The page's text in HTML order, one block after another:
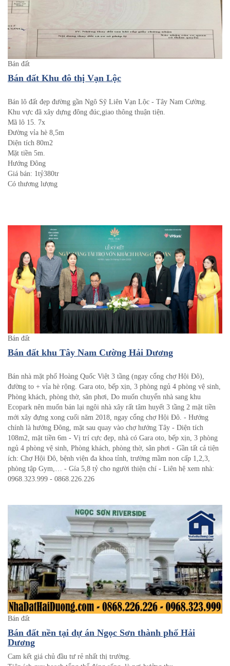
Bán đất
Bán đất Khu đô thị Vạn Lộc
Bán lô đất đẹp đường gần Ngô Sỹ Liên Vạn Lộc - Tây Nam Cường.
Khu vực đã xây dựng đông đúc,giao thông thuận tiện.
Mã lô 15. 7x
Đường vỉa hè 8,5m
Diện tích 80m2
Mặt tiền 5m.
Hướng Đông
Giá bán: 1tỷ380tr
Có thương lượng
Bán đất
Bán đất khu Tây Nam Cường Hải Dương
Bán nhà mặt phố Hoàng Quốc Việt 3 tầng (ngay cổng chợ Hội Đô),
đường to + vỉa hè rộng. Gara oto, bếp xịn, 3 phòng ngủ 4 phòng vệ sinh,
Phòng khách, phòng thờ, sân phơi, Do muốn chuyển nhà sang khu
Ecopark nên muốn bán lại ngôi nhà xây rất tâm huyết 3 tầng 2 mặt tiền
mới xây đựng xong cuối năm 2018, ngay cổng chợ Hội Đô. - Hướng
chính là hướng Đông, mặt sau quay vào chợ hướng Tây - Diện tích
108m2, mặt tiền 6m - Vị trí cực đẹp, nhà có Gara oto, bếp xịn, 3 phòng
ngủ 4 phòng vệ sinh, Phòng khách, phòng thờ, sân phơi - Gần tất cả tiện
ích: Chợ Hội Đô, bệnh viện đa khoa tỉnh, trường mầm non cấp 1,2,3,
phòng tập Gym,… - Gía 5,8 tỷ cho người thiện chí - Liên hệ xem nhà:
0968.323.999 - 0868.226.226
Bán đất
Bán đất nền tại dự án Ngọc Sơn thành phố Hải
Dương
Cam kết giá chủ đầu tư rẻ nhất thị trường.